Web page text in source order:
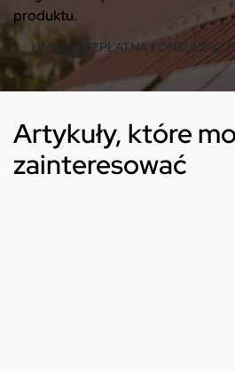
produktu.
Artykuły, które
zainteresować